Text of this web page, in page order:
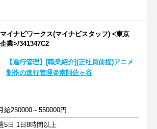
イナビワークス(マイナビスタッフ) <東京
業>/341347C2
【進行管理】[職業紹介](正社員前提)アニメ
制作の進行管理＠南阿佐ヶ谷
給250000～550000円
5日 1日8時間以上